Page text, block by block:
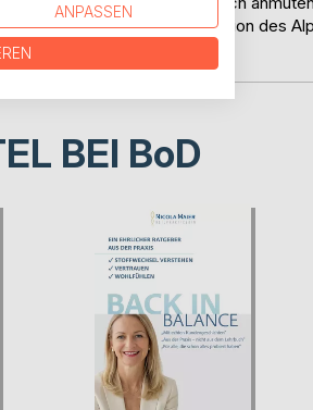
helfen können, die Dimension des
BEI BoD
ANPASSEN